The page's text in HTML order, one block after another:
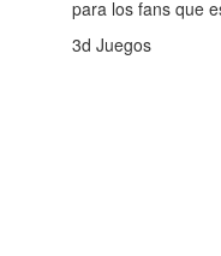
para los fans que
3d Juegos